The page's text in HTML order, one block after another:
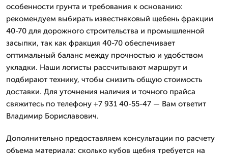
особенности грунта и требования к основанию:
рекомендуем выбирать известняковый щебень фракции
40-70 для дорожного строительства и промышленной
засыпки, так как фракция 40-70 обеспечивает
оптимальный баланс между прочностью и удобством
укладки. Наши логисты рассчитывают маршрут и
подбирают технику, чтобы снизить общую стоимость
доставки. Для уточнения наличия и точного прайса
свяжитесь по телефону +7 931 40-55-47 — Вам ответит
Владимир Бориславович.
Дополнительно предоставляем консультации по расчету
объема материала: сколько кубов щебня требуется на